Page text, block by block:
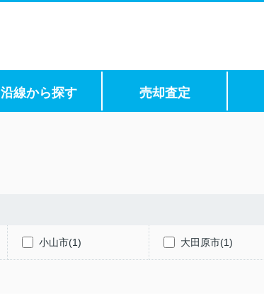
沿線から探す 売却査定
小山市(1) 大田原市(1)